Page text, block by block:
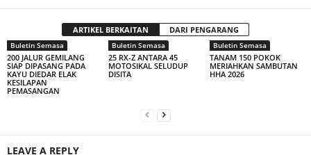
ARTIKEL BERKAITAN DARI PENGARANG
Buletin Semasa
200 JALUR GEMILANG
SIAP DIPASANG PADA
KAYU DIEDAR ELAK
KESILAPAN
PEMASANGAN
Buletin Semasa
25 RX-Z ANTARA 45
MOTOSIKAL SELUDUP
DISITA
Buletin Semasa
TANAM 150 POKOK
MERIAHKAN SAMBUTAN
HHA 2026
LEAVE A REPLY